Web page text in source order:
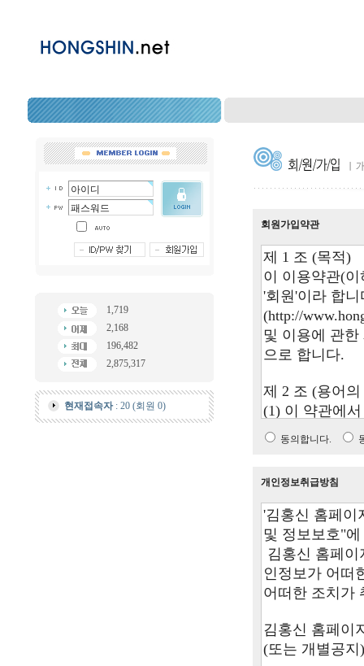
1,719
2,168
196,482
2,875,317
현재접속자: 20 (회원 0)
회원가입약관
동의합니다.
개인정보취급방침